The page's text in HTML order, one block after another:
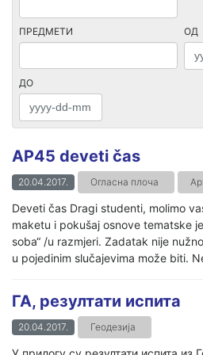
ПРЕДМЕТИ ОД
ДО
AP45 deveti čas
20.04.2017. Огласна плоча
Deveti čas Dragi studenti, molimo
maketu i pokušaj osnove tematske
soba“ /u razmjeri. Zadatak nije
u pojedinim slučajevima može biti.
ГА, резултати испита
20.04.2017. Геодезија